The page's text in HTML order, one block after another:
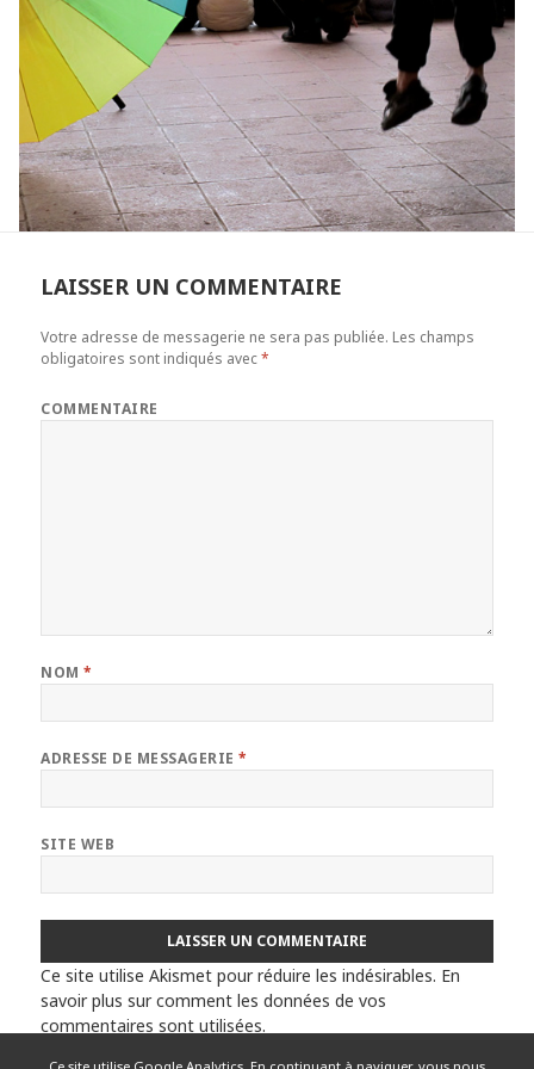
LAISSER UN COMMENTAIRE
Votre adresse de messagerie ne sera pas publiée. Les champs
obligatoires sont indiqués avec*
COMMENTAIRE
NOM*
ADRESSE DE MESSAGERIE*
SITE WEB
Ce site utilise Akismet pour réduire les indésirables. En
savoir plus sur comment les données de vos
commentaires sont utilisées.